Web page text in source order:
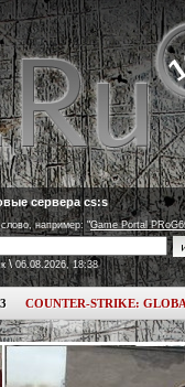
сервера cs:s
например: "Game Portal
\ 06.08.2026, 18:38
COUNTER-STRIKE: